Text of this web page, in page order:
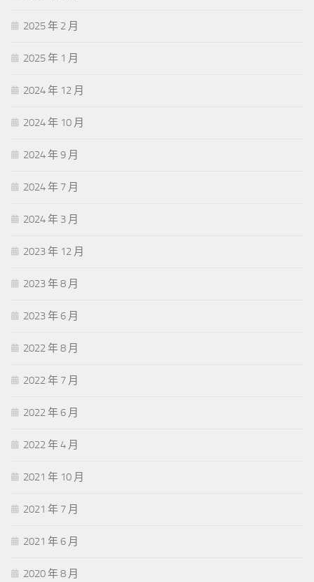
2025 年 2 月
2025 年 1 月
2024 年 12 月
2024 年 10 月
2024 年 9 月
2024 年 7 月
2024 年 3 月
2023 年 12 月
2023 年 8 月
2023 年 6 月
2022 年 8 月
2022 年 7 月
2022 年 6 月
2022 年 4 月
2021 年 10 月
2021 年 7 月
2021 年 6 月
2020 年 8 月